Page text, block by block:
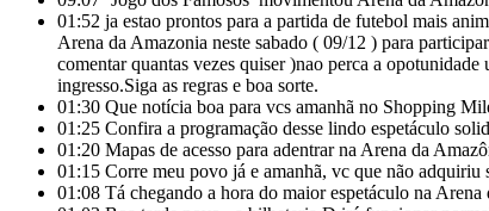
01:52 ja estao prontos para a partida de futebol mais
Arena da Amazonia neste sabado ( 09/12 ) para
comentar quantas vezes quiser )nao perca a
ingresso.Siga as regras e boa sorte.
01:30 Que notícia boa para vcs amanhã no Shopping
01:25 Confira a programação desse lindo espetáculo
01:20 Mapas de acesso para adentrar na Arena da
01:15 Corre meu povo já e amanhã, vc que não adquiriu
01:08 Tá chegando a hora do maior espetáculo na